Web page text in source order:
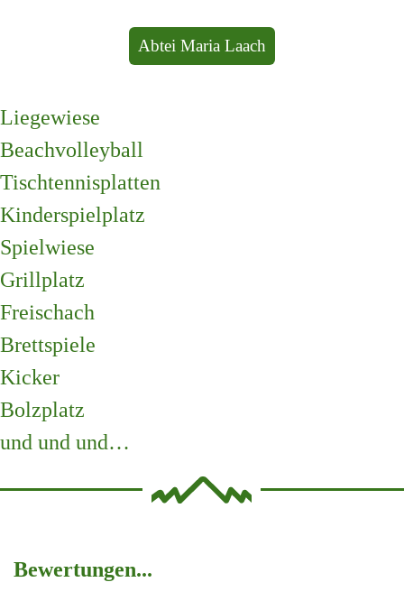
Abtei Maria Laach
Liegewiese
Beachvolleyball
Tischtennisplatten
Kinderspielplatz
Spielwiese
Grillplatz
Freischach
Brettspiele
Kicker
Bolzplatz
und und und…
Bewertungen...